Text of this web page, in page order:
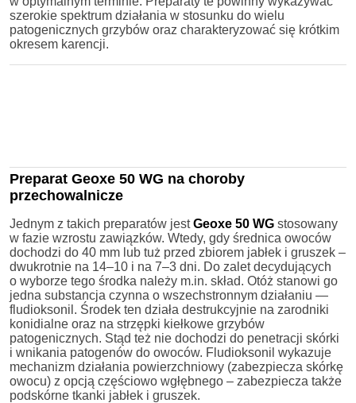
szerokie spektrum działania w stosunku do wielu
patogenicznych grzybów oraz charakteryzować się krótkim
okresem karencji.
Preparat Geoxe 50 WG na choroby
przechowalnicze
Jednym z takich preparatów jestGeoxe 50 WG stosowany
w fazie wzrostu zawiązków. Wtedy, gdy średnica owoców
dochodzi do 40 mm lub tuż przed zbiorem jabłek i gruszek –
dwukrotnie na 14–10 i na 7–3 dni. Do zalet decydujących
o wyborze tego środka należy m.in. skład. Otóż stanowi go
jedna substancja czynna o wszechstronnym działaniu —
fludioksonil. Środek ten działa destrukcyjnie na zarodniki
konidialne oraz na strzępki kiełkowe grzybów
patogenicznych. Stąd też nie dochodzi do penetracji skórki
i wnikania patogenów do owoców. Fludioksonil wykazuje
mechanizm działania powierzchniowy (zabezpiecza skórkę
owocu) z opcją częściowo wgłębnego – zabezpiecza także
podskórne tkanki jabłek i gruszek.